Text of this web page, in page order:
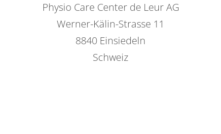
Physio Care Center de Leur AG
Werner-Kälin-Strasse 11
8840 Einsiedeln
Schweiz